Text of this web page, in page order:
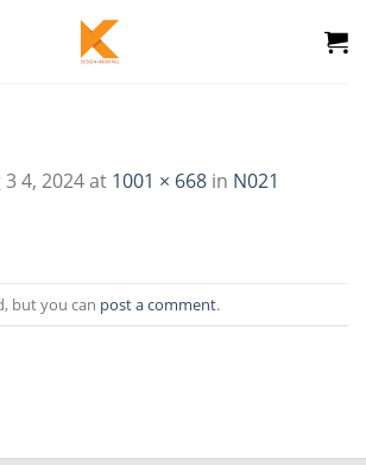
4, 2024at 1001 × 668 in N021
but you can post a comment.